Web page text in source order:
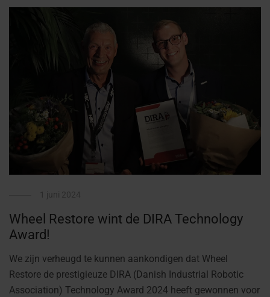
Wheel Restore wint de DIRA Technology
Award!
We zijn verheugd te kunnen aankondigen dat Wheel
Restore de prestigieuze DIRA (Danish Industrial Robotic
Association) Technology Award 2024 heeft gewonnen voor